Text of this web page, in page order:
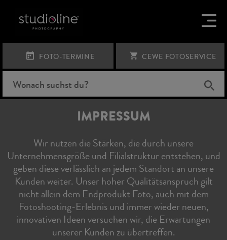
FOTO-TERMINE CEWE FOTOSERVICE
IMPRESSUM
Wir nutzen die Stärken, die durch unsere
Unternehmensgröße und Filialstruktur entstehen, und
geben diese verlässlich an jedem Standort an unsere
Kunden weiter. Unser hoher Qualitätsanspruch gilt
nicht allein dem Endprodukt Foto, auch mit dem
Fotoshooting-Erlebnis und immer wieder neuen,
innovativen Ideen versuchen wir, die Erwartungen
unserer Kunden zu übertreffen.